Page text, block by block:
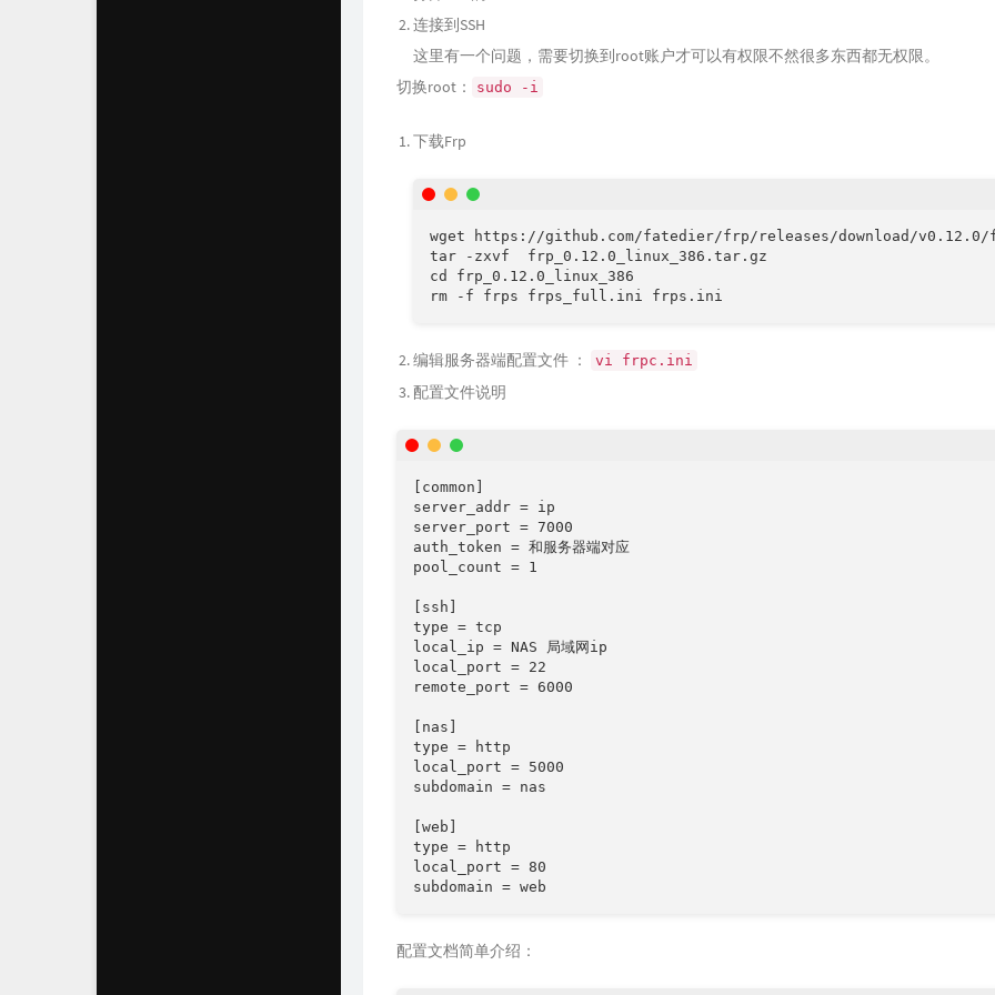
连接到SSH
这里有一个问题，需要切换到root账户才可以有权限不然很多东西都无权限。
切换root：
sudo -i
下载Frp
wget https://github.com/fatedier/frp/releases/download/
tar -zxvf  frp_0.12.0_linux_386.tar.gz
cd frp_0.12.0_linux_386
rm -f frps frps_full.ini frps.ini
编辑服务器端配置文件 ： vi frpc.ini
配置文件说明
[common]
server_addr = ip
server_port = 7000
auth_token = 和服务器端对应
pool_count = 1
[ssh]
type = tcp
local_ip = NAS 局域网ip
local_port = 22
remote_port = 6000
[nas]
type = http
local_port = 5000
subdomain = nas
[web]
type = http
local_port = 80
subdomain = web
配置文档简单介绍：